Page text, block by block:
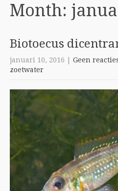
Month:
Biotoecus
januari 10, 2016 Geen
zoetwater